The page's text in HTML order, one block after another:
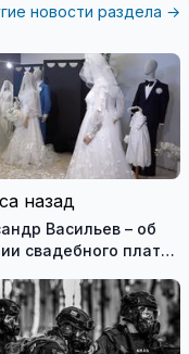
новости раздела →
назад
Васильев – об
свадебного платья
моды (видео)